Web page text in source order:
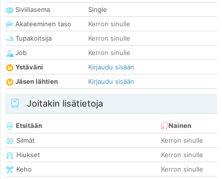
Siviiliasema
Single
Akateeminen taso
Kerron sinulle
Tupakoitsija
Kerron sinulle
Job
Kerron sinulle
Ystäväni
Kirjaudu sisään
Jäsen lähtien
Kirjaudu sisään
Joitakin lisätietoja
Etsitään
Nainen
Silmät
Kerron sinulle
Hiukset
Kerron sinulle
Keho
Kerron sinulle